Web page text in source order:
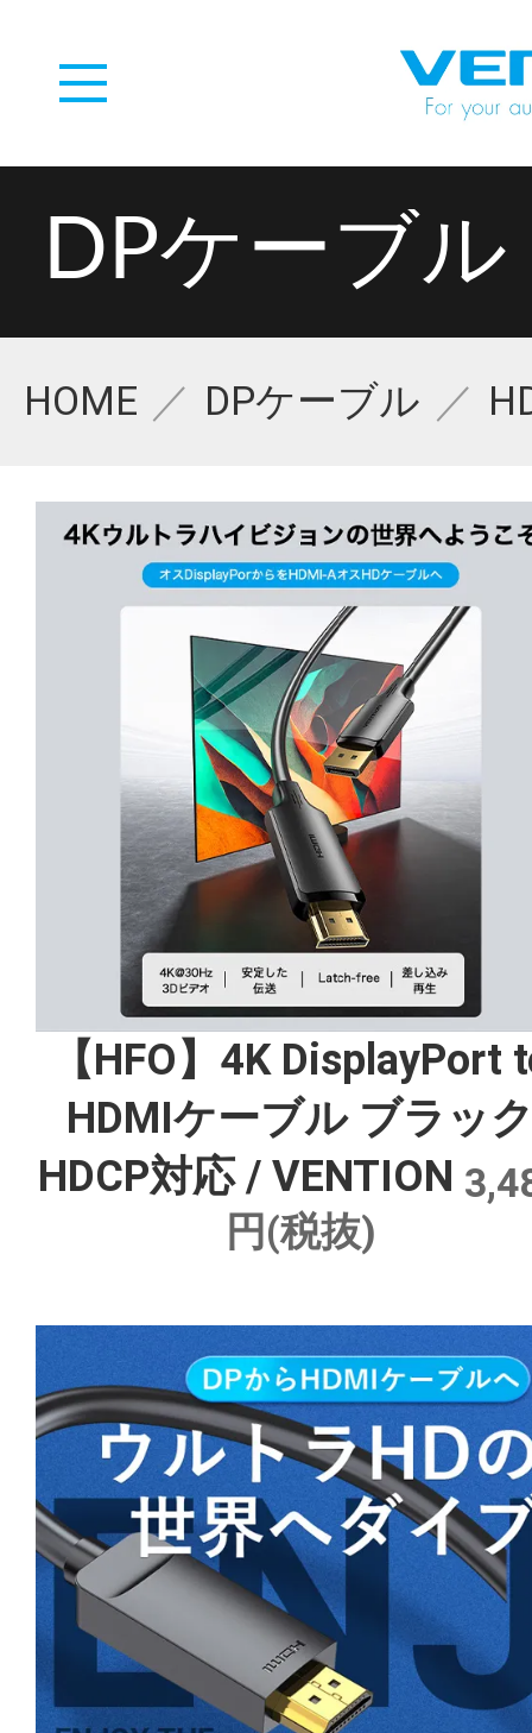
DPケーブル
HOME DPケーブル
【HFO】4K DisplayPort
HDMIケーブル ブラッ
HDCP対応 / VENTION
円(税抜)